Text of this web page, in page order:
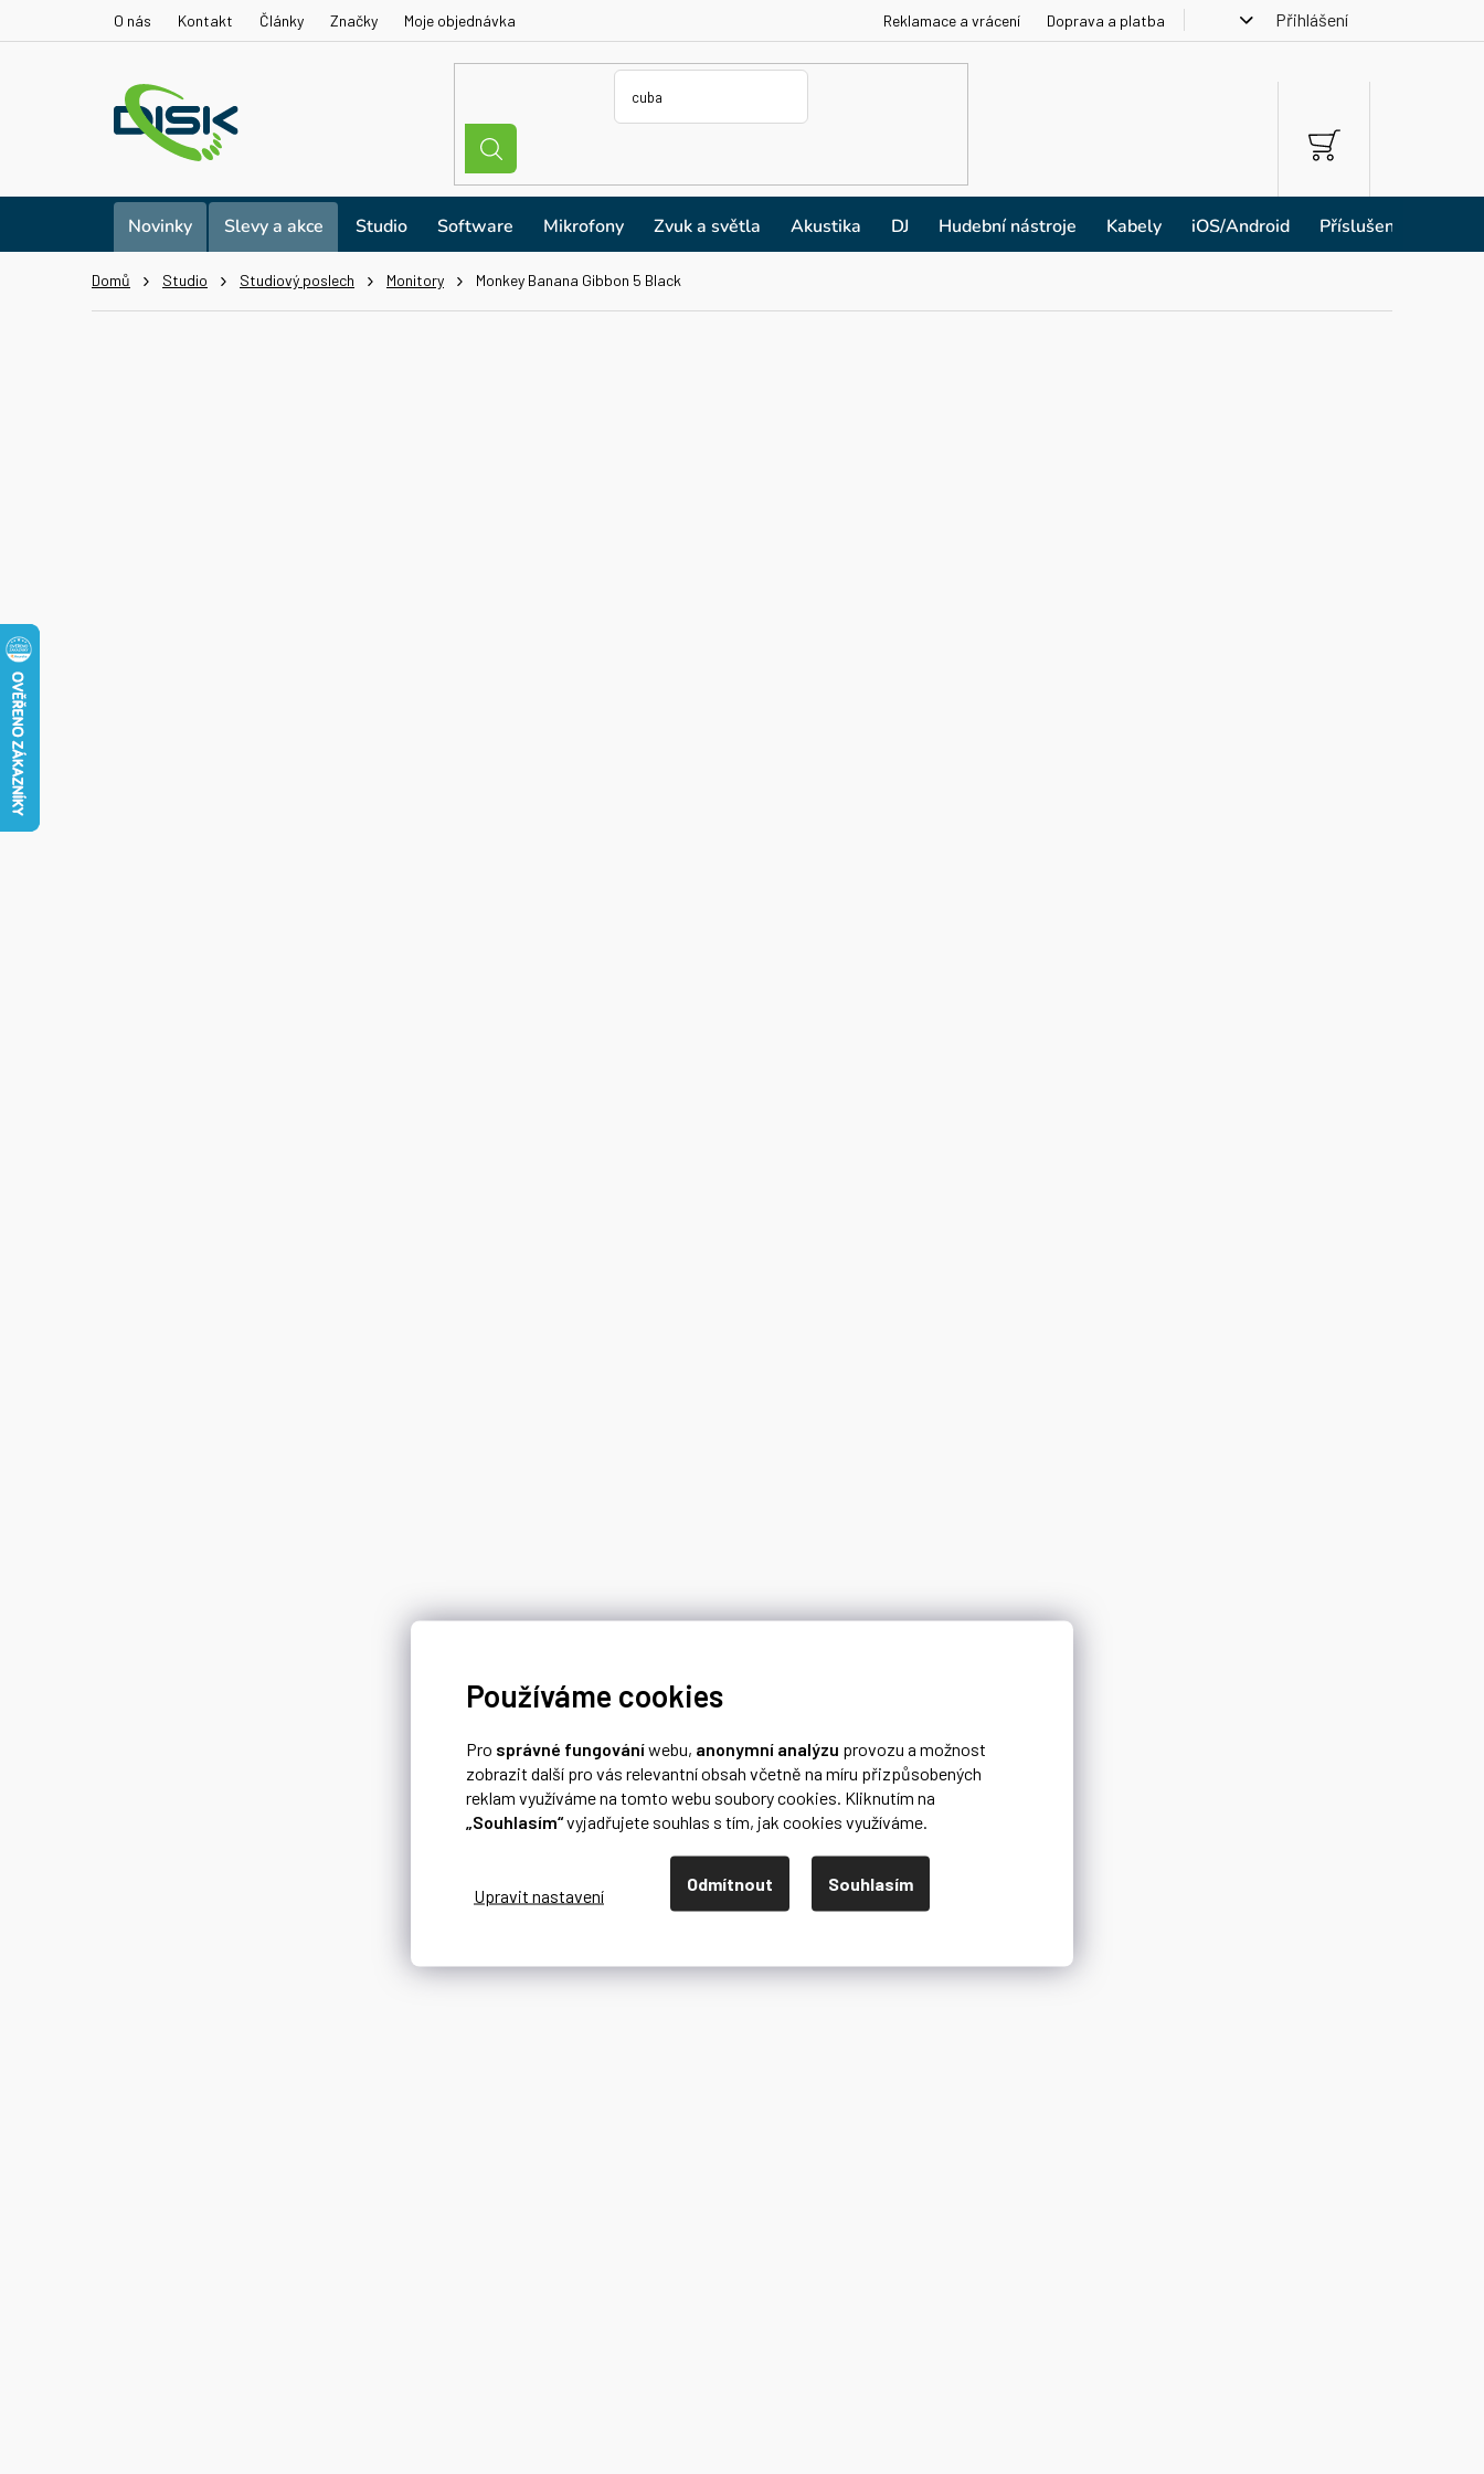
Používáme cookies
Pro správné fungováníwebu, anonymní analýzu provozu a možnost
zobrazit další pro vás relevantní obsah včetně na míru přizpůsobených
reklam využíváme na tomto webu soubory cookies. Kliknutím na
„Souhlasím“vyjadřujete souhlas s tím, jak cookies využíváme.
Odmítnout Souhlasím
O nás Kontakt Články Značky Moje objednávka Reklamace a vrácení Doprava a platba Přihlášení
NÁKUPNÍ
KOŠÍK
Novinky Slevy a akce Studio Software Mikrofony Zvuk a světla Akustika DJ Hudební nástroje Kabely iOS/Android Příslušenství
Domů Studio Studiový poslech Monitory Monkey Banana Gibbon 5 Black